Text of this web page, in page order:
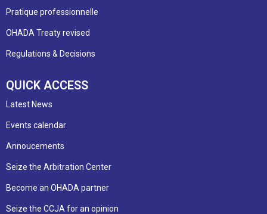
Pratique professionnelle
OHADA Treaty revised
Regulations & Decisions
QUICK ACCESS
Latest News
Events calendar
Annoucements
Seize the Arbitration Center
Become an OHADA partner
Seize the CCJA for an opinion